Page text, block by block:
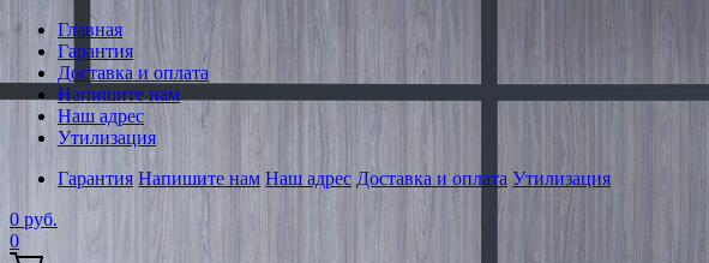
Главная
Гарантия
Доставка и оплата
Напишите нам
Наш адрес
Утилизация
Гарантия Напишите нам Наш адрес Доставка и оплата Утилизация
0 руб.
0